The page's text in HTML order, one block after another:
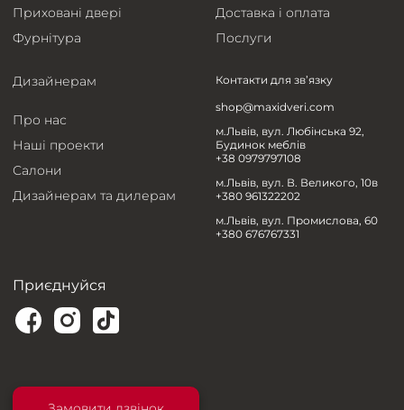
Приховані двері
Фурнітура
Доставка і оплата
Послуги
Дизайнерам
Про нас
Наші проекти
Салони
Дизайнерам та дилерам
Контакти для зв’язку
shop@maxidveri.com
м.Львів, вул. Любінська 92,
Будинок меблів
+38 0979797108
м.Львів, вул. В. Великого, 10в
+380 961322202
м.Львів, вул. Промислова, 60
+380 676767331
Приєднуйся